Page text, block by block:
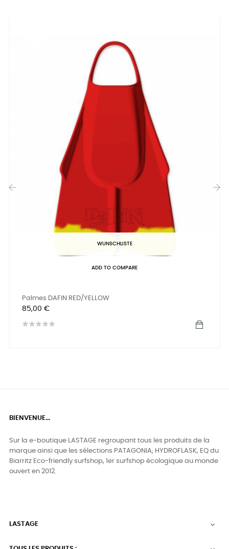
WUNSCHLISTE
ADD TO COMPARE
Palmes DAFIN RED/YELLOW
Preis
85,00 €
BIENVENUE...
Sur la e-boutique LASTAGE regroupant tous les produits de la
marque ainsi que les sélections PATAGONIA, HYDROFLASK, EQ du
Biarritz Eco-friendly surfshop, 1er surfshop écologique au monde
ouvert en 2012.
LASTAGE 